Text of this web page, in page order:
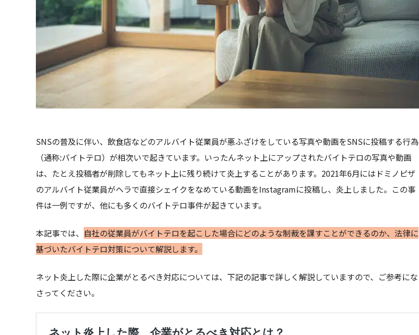
SNSの普及に伴い、飲食店などのアルバイト従業員が悪ふざけをしている写真や動画をSNSに投稿する行為
（通称:バイトテロ）が相次いで起きています。いったんネット上にアップされたバイトテロの写真や動画
は、たとえ投稿者が削除してもネット上に残り続けて炎上することがあります。2021年6月にはドミノピザ
のアルバイト従業員がヘラで直接シェイクをなめている動画をInstagramに投稿し、炎上しました。この事
件は一例ですが、他にも多くのバイトテロ事件が起きています。
本記事では、 自社の従業員がバイトテロを起こした場合にどのような制裁を課すことができるのか、法律に
基づいたバイトテロ対策について解説します。
ネット炎上した際に企業がとるべき対応については、下記の記事で詳しく解説していますので、ご参考にな
さってください。